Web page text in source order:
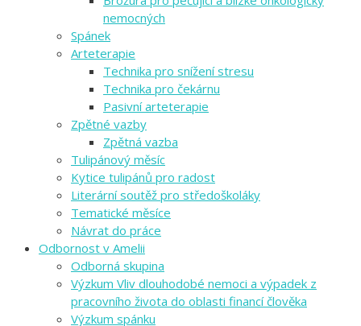
nemocných
Spánek
Arteterapie
Technika pro snížení stresu
Technika pro čekárnu
Pasivní arteterapie
Zpětné vazby
Zpětná vazba
Tulipánový měsíc
Kytice tulipánů pro radost
Literární soutěž pro středoškoláky
Tematické měsíce
Návrat do práce
Odbornost v Amelii
Odborná skupina
Výzkum Vliv dlouhodobé nemoci a výpadek z
pracovního života do oblasti financí člověka
Výzkum spánku